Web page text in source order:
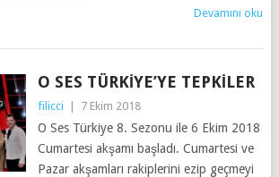
Devamını oku
O SES TÜRKIYE’YE TEPKILER
filicci 7 Ekim 2018
O Ses Türkiye 8. Sezonu ile 6 Ekim 2018
Cumartesi akşamı başladı. Cumartesi ve
Pazar akşamları rakiplerini ezip geçmeyi